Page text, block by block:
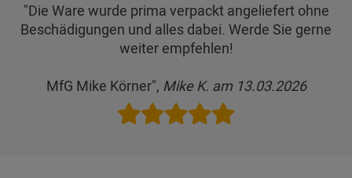
"Die Ware wurde prima verpackt angeliefert ohne
Beschädigungen und alles dabei. Werde Sie gerne
weiter empfehlen!
MfG Mike Körner", Mike K. am 13.03.2026